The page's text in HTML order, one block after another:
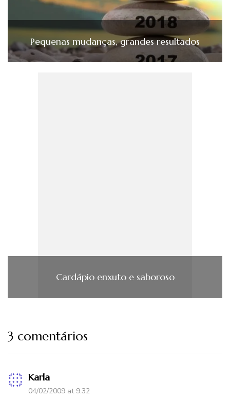
Pequenas mudanças, grandes resultados
Cardápio enxuto e saboroso
3 comentários
Karla
04/02/2009 at 9:32